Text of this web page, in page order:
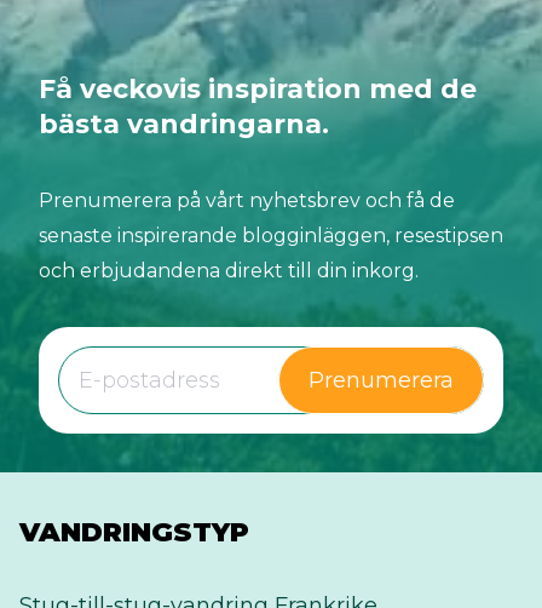
Få veckovis inspiration med de
bästa vandringarna.
Prenumerera på vårt nyhetsbrev och få de
senaste inspirerande blogginläggen, resestipsen
och erbjudandena direkt till din inkorg.
Prenumerera
VANDRINGSTYP